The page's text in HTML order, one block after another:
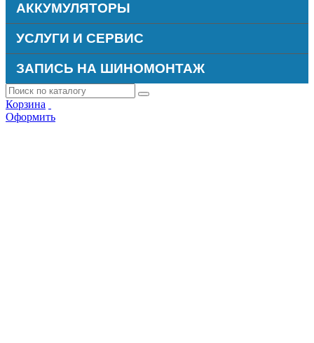
АККУМУЛЯТОРЫ
УСЛУГИ И СЕРВИС
ЗАПИСЬ НА ШИНОМОНТАЖ
Корзина
Оформить